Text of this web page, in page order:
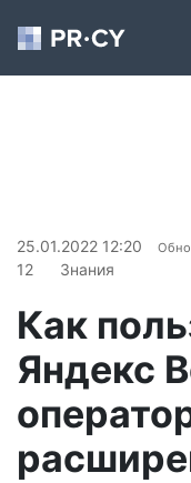
25.01.2022 12:20
12
Знания
Как
Яндекс